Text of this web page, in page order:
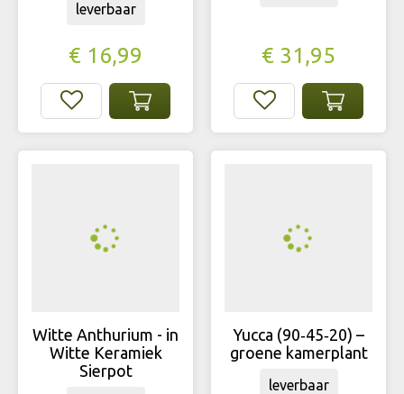
€ 16,99
leverbaar
€ 31 ,95
Witte Anthurium - in
Witte Keramiek
Sierpot
Yucca (90‑45‑20) –
groene kamerplant
leverbaar